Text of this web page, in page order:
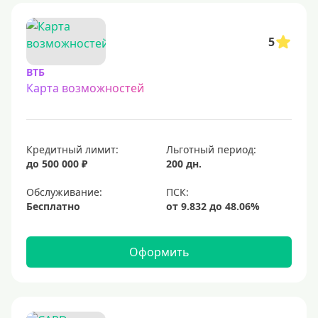
С процентом на остаток
Без процентов
5000 руб
10000 руб
20000 руб
25000 руб
5
ВТБ
Карта возможностей
Кредитный лимит:
до 500 000 ₽
Льготный период:
200 дн.
Обслуживание:
Бесплатно
Оформить